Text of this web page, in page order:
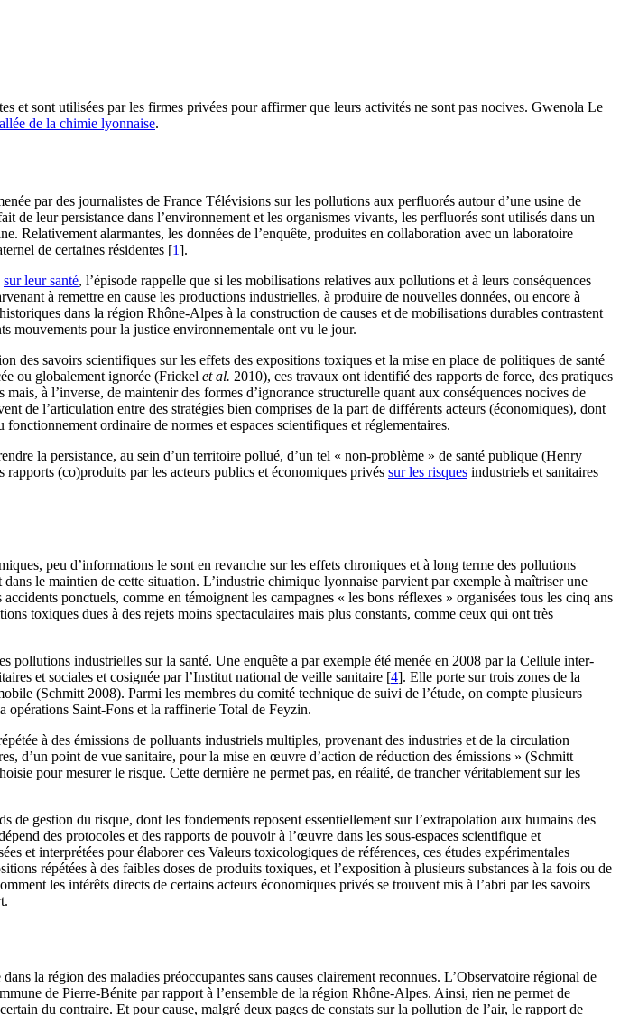
et sont utilisées par les firmes privées pour affirmer que leurs activités ne sont pas nocives. Gwenola Le
de la chimie lyonnaise.
par des journalistes de France Télévisions sur les pollutions aux perfluorés autour d’une usine de
leur persistance dans l’environnement et les organismes vivants, les perfluorés sont utilisés dans un
Relativement alarmantes, les données de l’enquête, produites en collaboration avec un laboratoire
de certaines résidentes [1].
sur leur santé, l’épisode rappelle que si les mobilisations relatives aux pollutions et à leurs conséquences
à remettre en cause les productions industrielles, à produire de nouvelles données, ou encore à
dans la région Rhône-Alpes à la construction de causes et de mobilisations durables contrastent
mouvements pour la justice environnementale ont vu le jour.
des savoirs scientifiques sur les effets des expositions toxiques et la mise en place de politiques de santé
ou globalement ignorée (Frickel et al. 2010), ces travaux ont identifié des rapports de force, des pratiques
à l’inverse, de maintenir des formes d’ignorance structurelle quant aux conséquences nocives de
de l’articulation entre des stratégies bien comprises de la part de différents acteurs (économiques), dont
ordinaire de normes et espaces scientifiques et réglementaires.
la persistance, au sein d’un territoire pollué, d’un tel « non-problème » de santé publique (Henry
rapports (co)produits par les acteurs publics et économiques privés sur les risques industriels et sanitaires
peu d’informations le sont en revanche sur les effets chroniques et à long terme des pollutions
le maintien de cette situation. L’industrie chimique lyonnaise parvient par exemple à maîtriser une
ponctuels, comme en témoignent les campagnes « les bons réflexes » organisées tous les cinq ans
toxiques dues à des rejets moins spectaculaires mais plus constants, comme ceux qui ont très
pollutions industrielles sur la santé. Une enquête a par exemple été menée en 2008 par la Cellule inter-
et sociales et cosignée par l’Institut national de veille sanitaire [4]. Elle porte sur trois zones de la
(Schmitt 2008). Parmi les membres du comité technique de suivi de l’étude, on compte plusieurs
Saint-Fons et la raffinerie Total de Feyzin.
à des émissions de polluants industriels multiples, provenant des industries et de la circulation
d’un point de vue sanitaire, pour la mise en œuvre d’action de réduction des émissions » (Schmitt
pour mesurer le risque. Cette dernière ne permet pas, en réalité, de trancher véritablement sur les
de gestion du risque, dont les fondements reposent essentiellement sur l’extrapolation aux humains des
des protocoles et des rapports de pouvoir à l’œuvre dans les sous-espaces scientifique et
et interprétées pour élaborer ces Valeurs toxicologiques de références, ces études expérimentales
répétées à des faibles doses de produits toxiques, et l’exposition à plusieurs substances à la fois ou de
les intérêts directs de certains acteurs économiques privés se trouvent mis à l’abri par les savoirs
la région des maladies préoccupantes sans causes clairement reconnues. L’Observatoire régional de
de Pierre-Bénite par rapport à l’ensemble de la région Rhône-Alpes. Ainsi, rien ne permet de
du contraire. Et pour cause, malgré deux pages de constats sur la pollution de l’air, le rapport de